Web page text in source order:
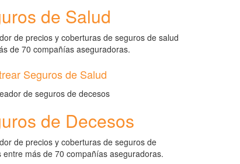
de Salud
de precios y coberturas de seguros de salud
de 70 compañías aseguradoras.
Seguros de Salud
de Decesos
de precios y coberturas de seguros de
entre más de 70 compañías aseguradoras.